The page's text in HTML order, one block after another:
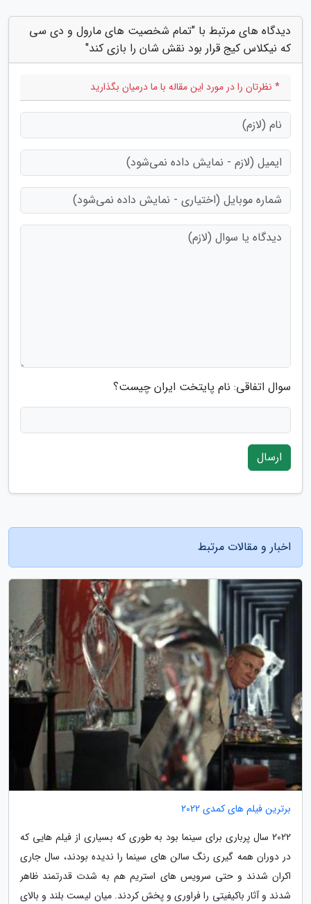
دیدگاه های مرتبط با "تمام شخصیت های مارول و دی سی
که نیکلاس کیج قرار بود نقش شان را بازی کند"
* نظرتان را در مورد این مقاله با ما درمیان بگذارید
سوال اتفاقی: نام پایتخت ایران چیست؟
ارسال
اخبار و مقالات مرتبط
برترین فیلم های کمدی 2022
2022 سال پرباری برای سینما بود به طوری که بسیاری از فیلم هایی که
در دوران همه گیری رنگ سالن های سینما را ندیده بودند، سال جاری
اکران شدند و حتی سرویس های استریم هم به شدت قدرتمند ظاهر
شدند و آثار باکیفیتی را فراوری و پخش کردند. میان لیست بلند و بالای